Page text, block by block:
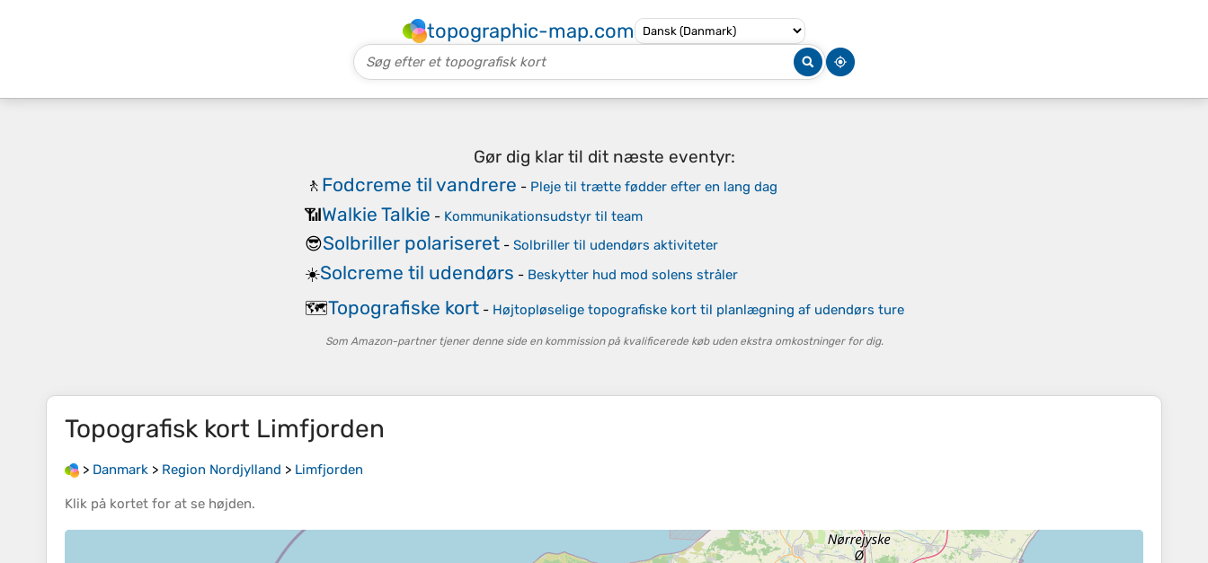
topographic-map.com
Gør dig klar til dit næste eventyr:
🚶 Fodcreme til vandrere - Pleje til trætte fødder efter en lang dag
📶Walkie Talkie - Kommunikationsudstyr til team
😎Solbriller polariseret- Solbriller til udendørs aktiviteter
☀️Solcreme til udendørs - Beskytter hud mod solens stråler
🗺️Topografiske kort- Højtopløselige topografiske kort til planlægning af udendørs ture
Som Amazon-partner tjener denne side en kommission på kvalificerede køb uden ekstra omkostninger for dig.
Topografisk kort Limfjorden
> Danmark > Region Nordjylland > Limfjorden
Klik på kortet for at se højden.